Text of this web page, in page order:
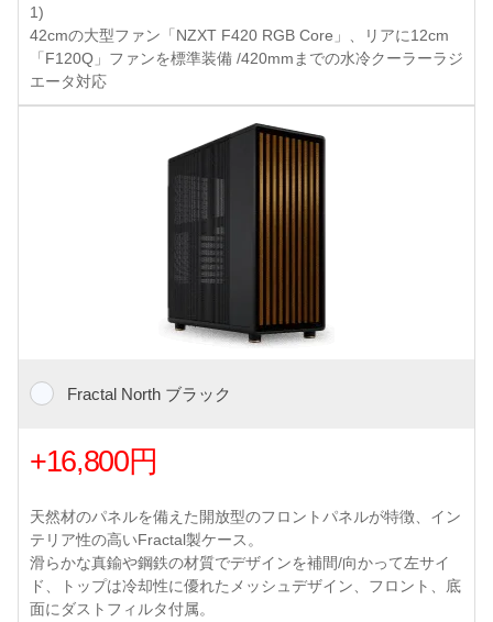
1)
42cmの大型ファン「NZXT F420 RGB Core」、リアに12cm
「F120Q」ファンを標準装備 /420mmまでの水冷クーラーラジ
エータ対応
Fractal North ブラック
+16,800円
天然材のパネルを備えた開放型のフロントパネルが特徴、イン
テリア性の高いFractal製ケース。
滑らかな真鍮や鋼鉄の材質でデザインを補間/向かって左サイ
ド、トップは冷却性に優れたメッシュデザイン、フロント、底
面にダストフィルタ付属。